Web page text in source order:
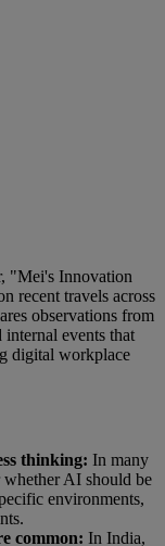
"Mei's Innovation
recent travels across
observations from
internal events that
digital workplace
thinking: In many
whether AI should be
environments,
common: In India,